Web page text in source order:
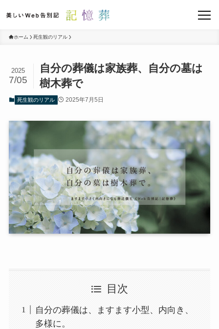
ホーム 死生観のリアル
自分の葬儀は家族葬、自分の墓は
樹木葬で
2025
7/05
死生観のリアル 2025年7月5日
目次
自分の葬儀は、ますます小型、内向き、
多様に。